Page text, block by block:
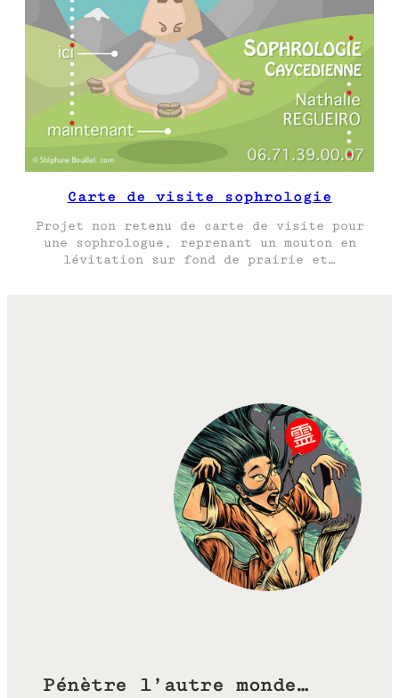
Carte de visite sophrologie
Projet non retenu de carte de visite pour
une sophrologue, reprenant un mouton en
lévitation sur fond de prairie et…
Pénètre l’autre monde…